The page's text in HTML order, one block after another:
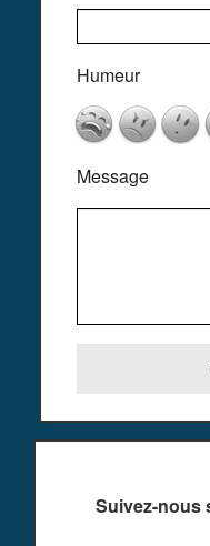
Humeur
Message
Suivez-nous